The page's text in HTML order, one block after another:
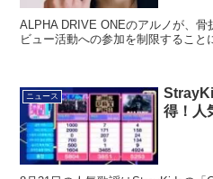
ALPHA DRIVE ONEのアルノが、
ビュー活動への参加を制限すること
ニュース
得！人